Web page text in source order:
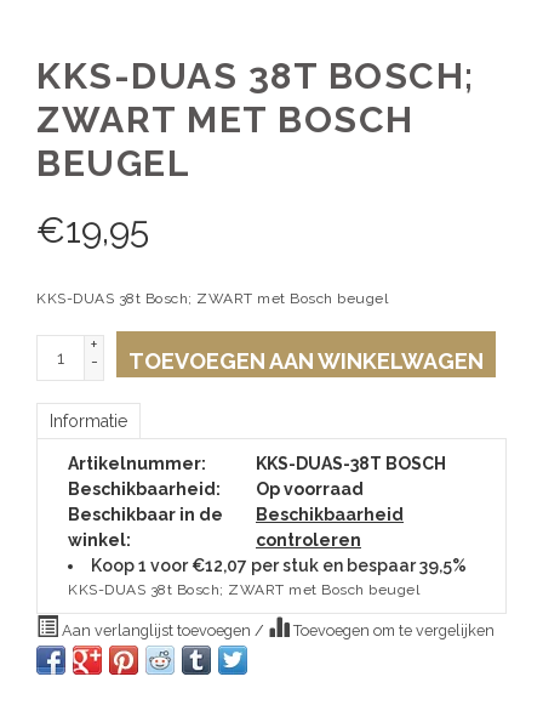
KKS-DUAS 38T BOSCH;
ZWART MET BOSCH
BEUGEL
€19,95
KKS-DUAS 38t Bosch; ZWART met Bosch beugel
+
-
TOEVOEGEN AAN WINKELWAGEN
Informatie
Artikelnummer:
KKS-DUAS-38T BOSCH
Beschikbaarheid:
Op voorraad
Beschikbaar in de
winkel:
Beschikbaarheid
controleren
Koop 1 voor €12,07 per stuk en bespaar 39,5%
KKS-DUAS 38t Bosch; ZWART met Bosch beugel
Aan verlanglijst toevoegen / Toevoegen om te vergelijken